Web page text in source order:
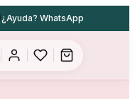
¿Ayuda? WhatsApp